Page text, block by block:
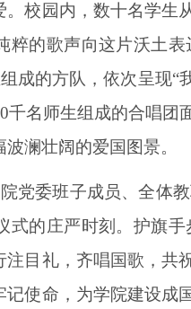
。校园内 ， 数十名学生
粹的歌声向这片沃土
成的方队，依次呈现“
千名师生组成的合唱团
澜壮阔的爱国图景。
党委班子成员、全体
式的庄严时刻。护旗
注目礼，齐唱国歌，共
记使命，为学院建设成